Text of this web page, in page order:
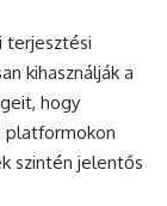
terjesztési
kihasználják a
hogy
platformokon
szintén jelentős